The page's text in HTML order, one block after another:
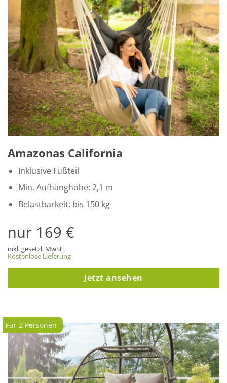
Amazonas California
Inklusive Fußteil
Min. Aufhänghöhe: 2,1 m
Belastbarkeit: bis 150 kg
nur 169 €
inkl. gesetzl. MwSt.
Kostenlose Lieferung
Jetzt ansehen